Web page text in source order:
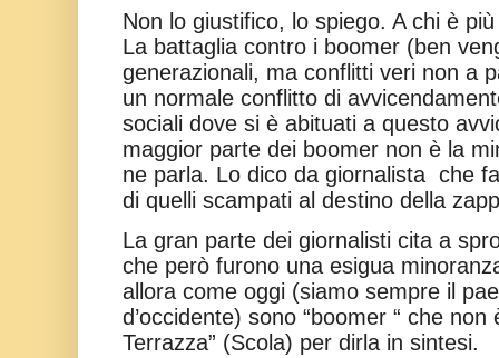
Non lo giustifico, lo spiego. A chi è
La battaglia contro i boomer (ben
generazionali, ma conflitti veri non a
un normale conflitto di
sociali dove si è abituati a questo
maggior parte dei boomer non è la
ne parla. Lo dico da giornalista che
di quelli scampati al destino della
La gran parte dei giornalisti cita a
che però furono una esigua
allora come oggi (siamo sempre il
d’occidente) sono “boomer “ che
Terrazza” (Scola) per dirla in sintesi.